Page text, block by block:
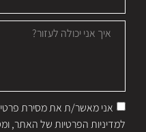
אני מאשר/ת את מסירת
למדיניות הפרטיות של האתר,